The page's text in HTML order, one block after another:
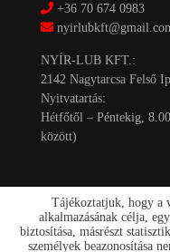
+36 70 674 0983
NYÍR-LUB KFT.:
2142 Nagytarcsa Felső
Nyitvatartás:
Hétfőtől – Péntekig,
között)
Kapcsolat
Tájékoztatjuk, hogy a
alkalmazásának célja,
biztosítása, másrészt
személyek beazonosítása